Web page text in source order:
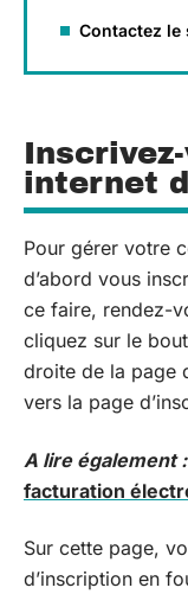
Contactez le
internet
Pour gérer votre
d’abord vous
ce faire, rendez-
cliquez sur le
droite de la page
vers la page
A lire également :
facturation
Sur cette page,
d’inscription en